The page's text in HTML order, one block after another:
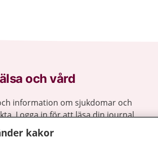
och vård
information om sjukdomar och
Logga in för att läsa din journal
1177 för
kakor